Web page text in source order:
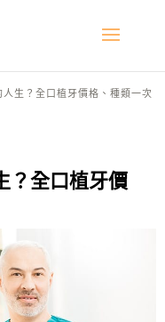
生？全口植牙價格、種類一次
？全口植牙價